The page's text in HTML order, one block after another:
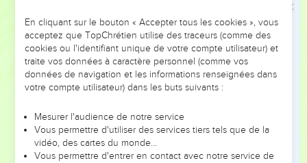
faites-vous pas ce que je vous dis ?
Je vais vous montrer à qui ressemble quiconque vient à
moi, écoute mes paroles et les met en pratique :
il est comme un homme qui s’est mis à bâtir une maison ;
le roc. Quand l’inondation est venue, les eaux de la rivière se
sont jetées contre cette maison, mais sans pouvoir l’ébranler,
car la maison était bien bâtie.
En cliquant sur le bouton « Accepter tous les cookies », vous
acceptez que TopChrétien utilise des traceurs (comme des
cookies ou l'identifiant unique de votre compte utilisateur) et
traite vos données à caractère personnel (comme vos
données de navigation et les informations renseignées dans
votre compte utilisateur) dans les buts suivants :
Mesurer l'audience de notre service
Vous permettre d'utiliser des services tiers tels que de la
vidéo, des cartes du monde…
Vous permettre d'entrer en contact avec notre service de